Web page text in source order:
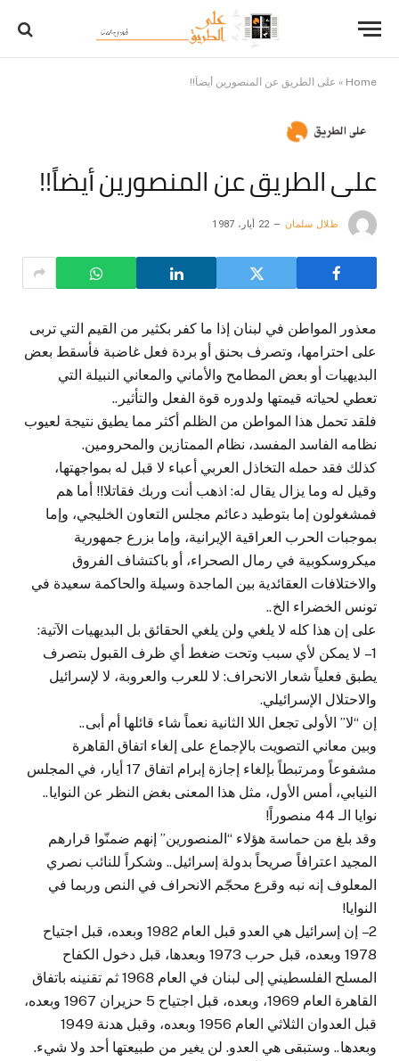
Home
» على الطريق عن المنصورين أيضاً!!
على الطريق عن المنصورين أيضاً!!
طلال سلمان 22 أيار، 1987
معذور المواطن في لبنان إذا ما كفر بكثير من القيم التي تربى
على احترامها، وتصرف بحنق أو بردة فعل غاضبة فأسقط بعض
البديهيات أو بعض المطامح والأماني والمعاني النبيلة التي
تعطي لحياته قيمتها ولدوره قوة الفعل والتأثير..
فلقد تحمل هذا المواطن من الظلم أكثر مما يطيق نتيجة لعيوب
نظامه الفاسد المفسد، نظام الممتازين والمحرومين.
كذلك فقد حمله التخاذل العربي أعباء لا قبل له بمواجهتها،
وقيل له وما يزال يقال له: اذهب أنت وربك فقاتلا!! أما هم
فمشغولون إما بتوطيد دعائم مجلس التعاون الخليجي، وإما
بموجبات الحرب العراقية الإيرانية، وإما بزرع جمهورية
ميكروسكوبية في رمال الصحراء، أو باكتشاف الفروق
والاختلافات العقائدية بين الماجدة وسيلة والحاكمة سعيدة في
تونس الخضراء الخ..
على إن هذا كله لا يلغي ولن يلغي الحقائق بل البديهيات الآتية:
1 – لا يمكن لأي سبب وتحت ضغط أي ظرف القبول بتصرف
يطبق فعلياً شعار الانحراف: لا للعرب والعروبة، لا لإسرائيل
والاحتلال الإسرائيلي.
إن “لا” الأولى تجعل اللا الثانية نعماً شاء قائلها أم أبى..
وبين معاني التصويت بالإجماع على إلغاء اتفاق القاهرة
مشفوعاً ومرتبطاً بإلغاء إجازة إبرام اتفاق 17 أيار، في المجلس
النيابي، أمس الأول، مثل هذا المعنى بغض النظر عن النوايا..
نوايا الـ 44 منصوراً!
وقد بلغ من حماسة هؤلاء “المنصورين” إنهم ضمنّوا قرارهم
المجيد اعترافاً صريحاً بدولة إسرائيل.. وشكراً للنائب نصري
المعلوف إنه نبه وقرع محجّم الانحراف في النص وربما في
النوايا!
2 – إن إسرائيل هي العدو قبل العام 1982 وبعده، قبل اجتياح
1978 وبعده، قبل حرب 1973 وبعدها، قبل دخول الكفاح
المسلح الفلسطيني إلى لبنان في العام 1968 ثم تقنينه باتفاق
القاهرة العام 1969، وبعده، قبل اجتياح 5 حزيران 1967 وبعده،
قبل العدوان الثلاثي العام 1956 وبعده، وقبل هدنة 1949
وبعدها.. وستبقى هي العدو. لن يغير من طبيعتها أحد ولا شيء.